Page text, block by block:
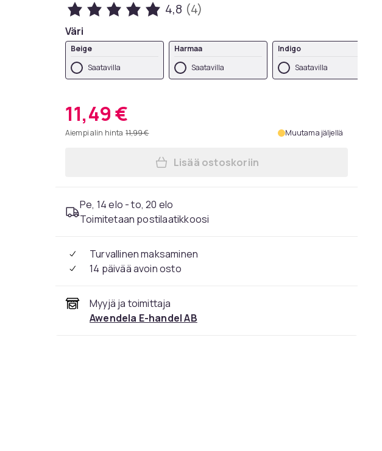
4,8 (4)
Väri
Beige
Saatavilla
Harmaa
Saatavilla
Indigo
Saatavilla
11,49 €
Aiempi alin hinta 11,99 € Muutama jäljellä
Lisää Neliönmuotoiset lapaset,
Lisää ostoskoriin
Pe, 14 elo - to, 20 elo
Toimitetaan postilaatikkoosi
Turvallinen maksaminen
14 päivää avoin osto
Myyjä ja toimittaja
Awendela E-handel AB